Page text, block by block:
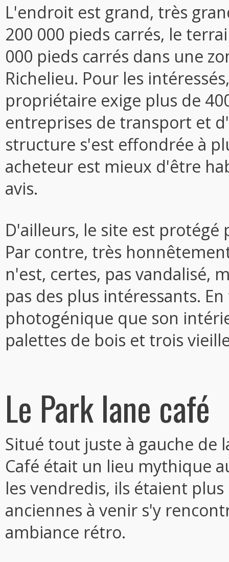
L'endroit est grand, très
200 000 pieds carrés, le
000 pieds carrés dans une
Richelieu. Pour les
propriétaire exige plus de
entreprises de transport et
structure s'est effondrée à
acheteur est mieux d'être
avis.
D'ailleurs, le site est protégé
Par contre, très
n'est, certes, pas vandalisé,
pas des plus intéressants.
photogénique que son
palettes de bois et trois
Le Park lane café
Situé tout juste à gauche de
Café était un lieu mythique
les vendredis, ils étaient
anciennes à venir s'y
ambiance rétro.